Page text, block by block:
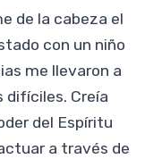
de la cabeza el
con un niño
me llevaron a
difíciles. Creía
del Espíritu
a través de